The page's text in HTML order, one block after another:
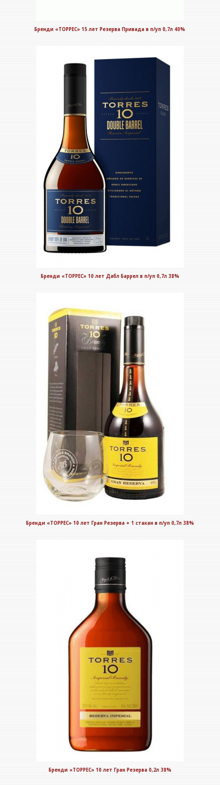
Бренди «ТОРРЕС» 15 лет Резерва Привада в п/уп 0,7л 40%
Бренди «ТОРРЕС» 10 лет Дабл Баррел в п/уп 0,7л 38%
Бренди «ТОРРЕС» 10 лет Гран Резерва + 1 стакан в п/уп 0,7л 38%
Бренди «ТОРРЕС» 10 лет Гран Резерва 0,2л 38%